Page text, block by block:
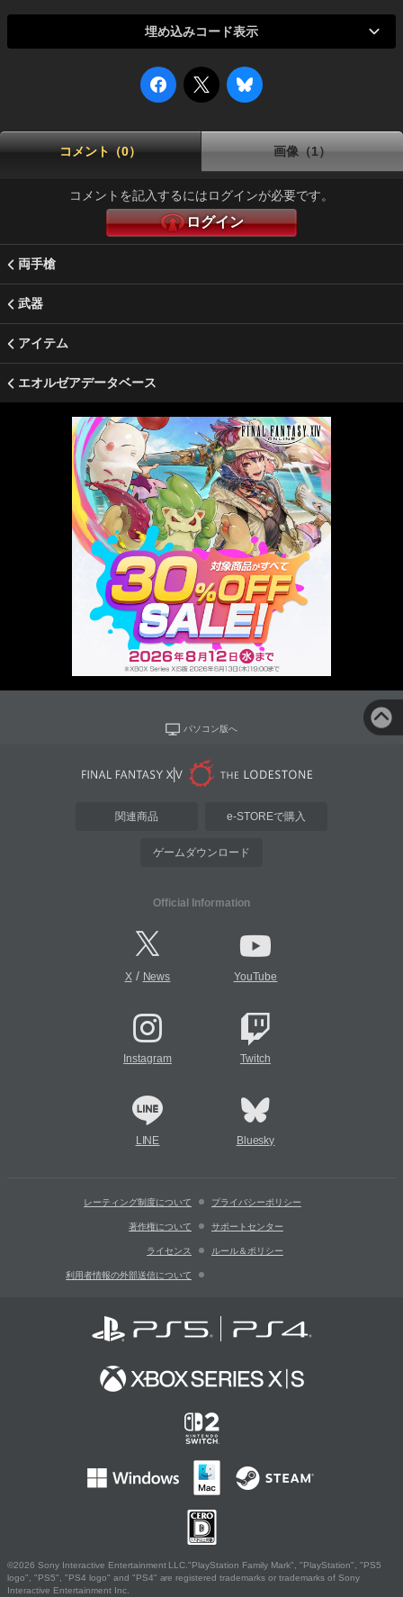
埋め込みコード表示
コメント（0） 画像（1）
コメントを記入するにはログインが必要です。
ログイン
両手槍
武器
アイテム
エオルゼアデータベース
パソコン版へ
関連商品 e-STOREで購入
ゲームダウンロード
Official Information
X/ News YouTube
Instagram Twitch
LINE Bluesky
レーティング制度について プライバシーポリシー
著作権について サポートセンター
ライセンス ルール＆ポリシー
利用者情報の外部送信について
©2026 Sony Interactive Entertainment LLC."PlayStation Family Mark", "PlayStation", "PS5
logo", "PS5", "PS4 logo" and "PS4" are registered trademarks or trademarks of Sony
Interactive Entertainment Inc.